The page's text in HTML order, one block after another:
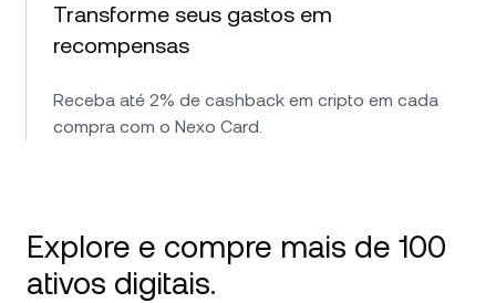
Transforme seus gastos em
recompensas
Receba até 2% de cashback em cripto em cada
compra com o Nexo Card.
Explore e compre mais de 100
ativos digitais.